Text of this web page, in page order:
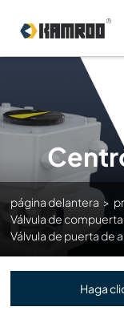
página delantera >
Válvula de
Válvula de puerta de
Haga